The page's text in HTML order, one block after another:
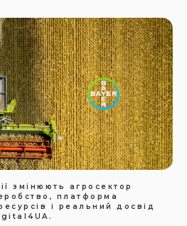
змінюють агросектор
платформа
і реальний досвід